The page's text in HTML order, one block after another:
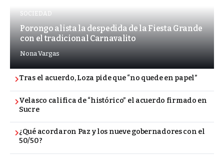
SOCIEDAD
Porongo alista la despedida de la Fiesta Grande
con el tradicional Carnavalito
Nona Vargas
Tras el acuerdo, Loza pide que “no quede en papel”
Velasco califica de “histórico” el acuerdo firmado en
Sucre
¿Qué acordaron Paz y los nueve gobernadores con el
50/50?